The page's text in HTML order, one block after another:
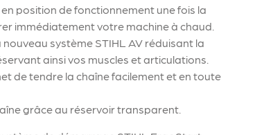
position de fonctionnement une fois la
immédiatement votre machine à chaud.
système STIHL AV réduisant la
ainsi vos muscles et articulations.
de tendre la chaîne facilement et en toute
grâce au réservoir transparent.